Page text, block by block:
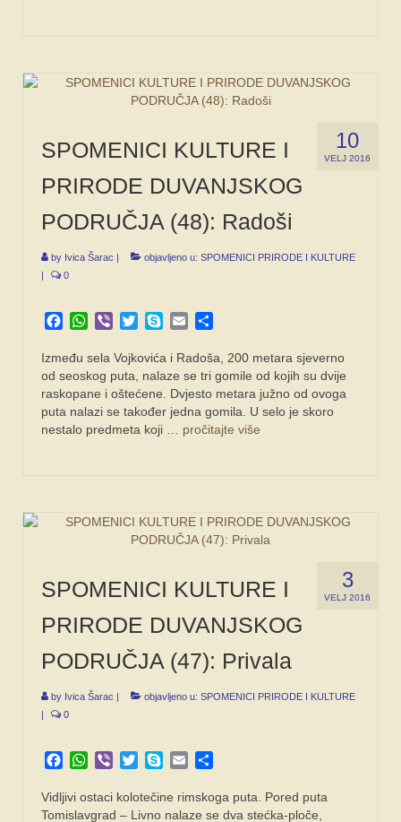
10
VELJ 2016
SPOMENICI KULTURE I
PRIRODE DUVANJSKOG
PODRUČJA (48): Radoši
by Ivica Šarac | objavljeno u: SPOMENICI PRIRODE I KULTURE
|
0
Facebook
WhatsApp
Viber TwitterSkypeEmail
Između sela Vojkovića i Radoša, 200 metara sjeverno
od seoskog puta, nalaze se tri gomile od kojih su dvije
raskopane i oštećene. Dvjesto metara južno od ovoga
puta nalazi se također jedna gomila. U selo je skoro
nestalo predmeta koji … pročitajte više
3
VELJ 2016
SPOMENICI KULTURE I
PRIRODE DUVANJSKOG
PODRUČJA (47): Privala
by Ivica Šarac | objavljeno u: SPOMENICI PRIRODE I KULTURE
|
0
Facebook
WhatsApp
Viber TwitterSkypeEmail
Vidljivi ostaci kolotečine rimskoga puta. Pored puta
Tomislavgrad – Livno nalaze se dva stećka-ploče,